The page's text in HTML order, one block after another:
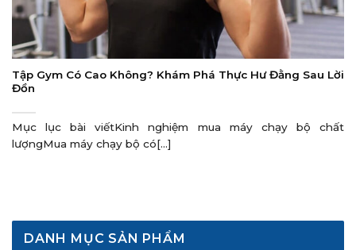
Tập Gym Có Cao Không? Khám Phá Thực Hư Đằng Sau Lời
Đồn
Mục lục bài viếtKinh nghiệm mua máy chạy bộ chất
lượngMua máy chạy bộ có[...]
DANH MỤC SẢN PHẨM